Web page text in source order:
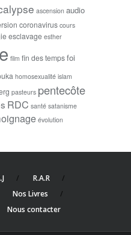
ascension audio
coronavirus cours
esclavage esther
film fin des tempsfoi
homosexualité islam
pasteurs pentecôte
RDC santé satanisme
évolution
R.A.R
Nos Livres
Nous contacter